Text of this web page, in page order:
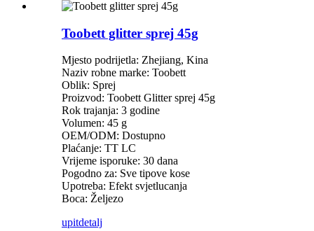
Toobett glitter sprej 45g
Mjesto podrijetla: Zhejiang, Kina
Naziv robne marke: Toobett
Oblik: Sprej
Proizvod: Toobett Glitter sprej 45g
Rok trajanja: 3 godine
Volumen: 45 g
OEM/ODM: Dostupno
Plaćanje: TT LC
Vrijeme isporuke: 30 dana
Pogodno za: Sve tipove kose
Upotreba: Efekt svjetlucanja
Boca: Željezo
upitdetalj